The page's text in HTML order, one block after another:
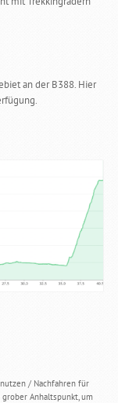
an der B388. Hier
/ Nachfahren für
Anhaltspunkt, um